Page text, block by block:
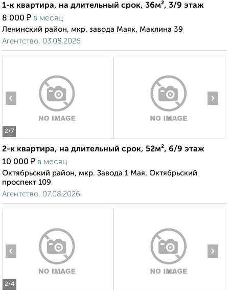
1-к квартира, на длительный срок, 36м², 3/9 этаж
8 000 ₽ в месяц
Ленинский район, мкр. завода Маяк, Маклина 39
Агентство, 03.08.2026
2/7
‹ ›
2-к квартира, на длительный срок, 52м², 6/9 этаж
10 000 ₽ в месяц
Октябрьский район, мкр. Завода 1 Мая, Октябрьский
проспект 109
Агентство, 07.08.2026
2/4
‹ ›